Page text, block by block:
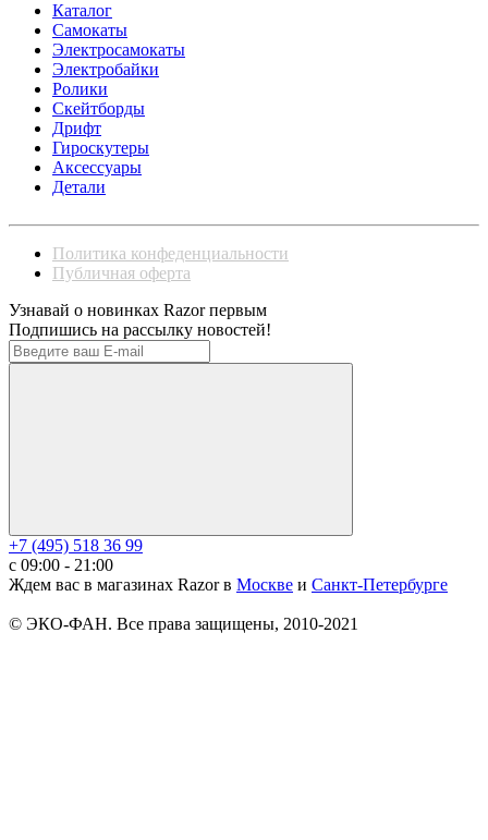
Каталог
Самокаты
Электросамокаты
Электробайки
Ролики
Скейтборды
Дрифт
Гироскутеры
Аксессуары
Детали
Политика конфеденциальности
Публичная оферта
Узнавай о новинках Razor первым
Подпишись на рассылку новостей!
+7 (495) 518 36 99
c 09:00 - 21:00
Ждем вас в магазинах Razor в Москве и Санкт-Петербурге
© ЭКО-ФАН. Все права защищены, 2010-2021